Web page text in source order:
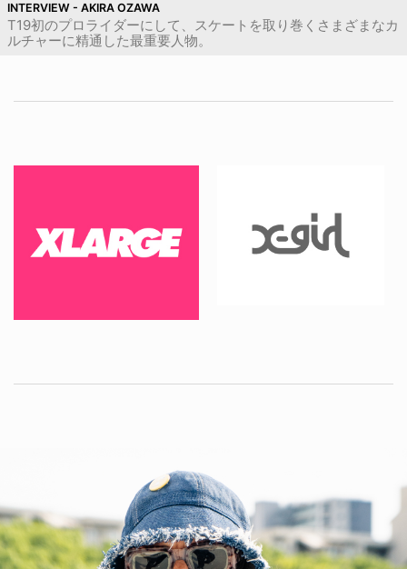
INTERVIEW - AKIRA OZAWA
T19初のプロライダーにして、スケートを取り巻くさまざまなカ
ルチャーに精通した最重要人物。